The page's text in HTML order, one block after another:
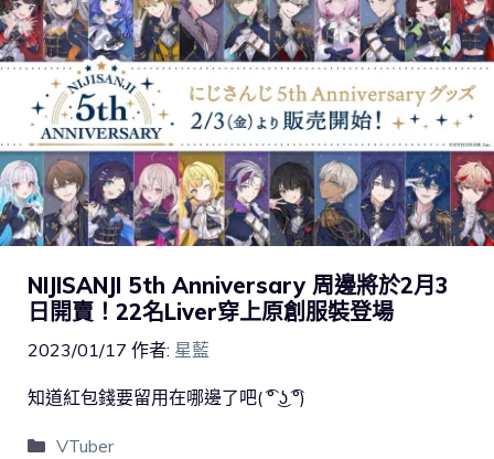
NIJISANJI 5th Anniversary 周邊將於2月3
日開賣！22名Liver穿上原創服裝登場
2023/01/17 作者: 星藍
知道紅包錢要留用在哪邊了吧( ͡° ͜ʖ ͡°)
VTuber